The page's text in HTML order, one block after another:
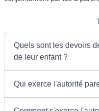
Quels sont les devoirs
de leur enfant ?
Qui exerce l'autorité